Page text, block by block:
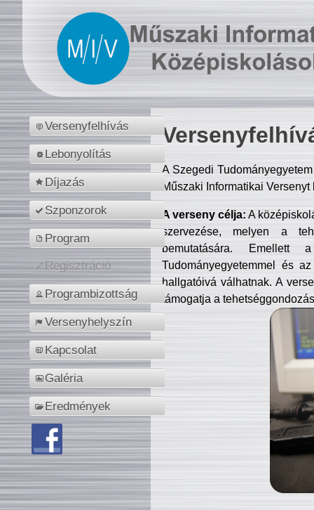
Versenyfelhívás
Lebonyolítás
Díjazás
Szponzorok
Program
Regisztráció
Programbizottság
Versenyhelyszín
Kapcsolat
Galéria
Eredmények
A Szegedi
Műszaki Informatikai
A verseny célja: A
szervezése, melyen a
bemutatására. Emellett
Tudományegyetemmel és
hallgatóivá válhatnak. A
támogatja a